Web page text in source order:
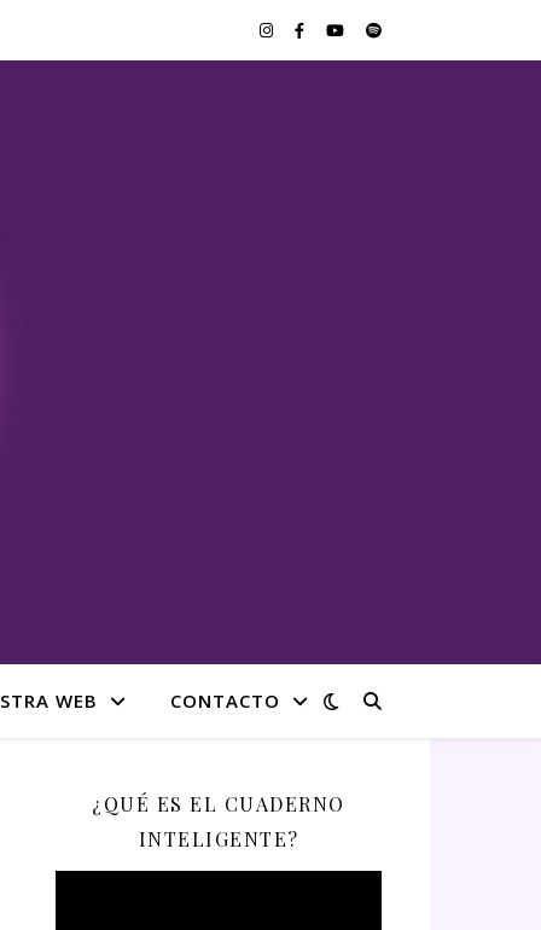
WEB CONTACTO
¿QUÉ ES EL CUADERNO
INTELIGENTE?